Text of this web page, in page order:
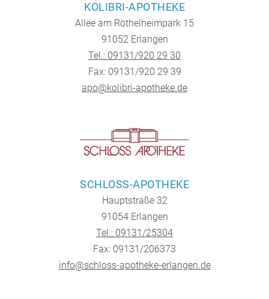
KOLIBRI-APOTHEKE
Allee am Röthelheimpark 15
91052 Erlangen
Tel.: 09131/920 29 30
Fax: 09131/920 29 39
apo@kolibri-apotheke.de
SCHLOSS-APOTHEKE
Hauptstraße 32
91054 Erlangen
Tel.: 09131/25304
Fax: 09131/206373
info@schloss-apotheke-erlangen.de